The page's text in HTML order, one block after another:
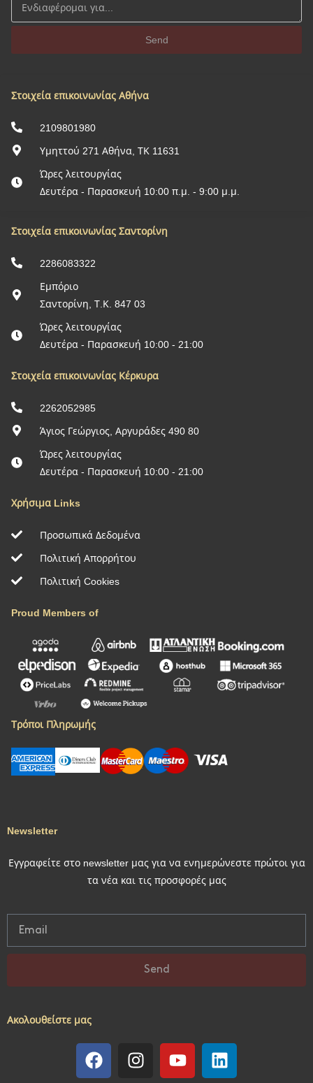
Newsletter
Εγγραφείτε στο newsletter μας για να ενημερώνεστε πρώτοι για
τα νέα και τις προσφορές μας
Send
Ακολουθείστε μας
Στοιχεία επικοινωνίας Σαντορίνη
2286083322
Εμπόριο
Σαντορίνη, Τ.Κ. 847 03
Ώρες λειτουργίας
Δευτέρα - Παρασκευή 10:00 - 21:00
Στοιχεία επικοινωνίας Κέρκυρα
2262052985
Άγιος Γεώργιος, Αργυράδες 490 80
Ώρες λειτουργίας
Δευτέρα - Παρασκευή 10:00 - 21:00
Χρήσιμα Links
Προσωπικά Δεδομένα
Πολιτική Απορρήτου
Πολιτική Cookies
Proud Members of
Τρόποι Πληρωμής
Στοιχεία επικοινωνίας Αθήνα
2109801980
Υμηττού 271 Αθήνα, ΤΚ 11631
Ώρες λειτουργίας
Δευτέρα - Παρασκευή 10:00 π.μ. - 9:00 μ.μ.
Send